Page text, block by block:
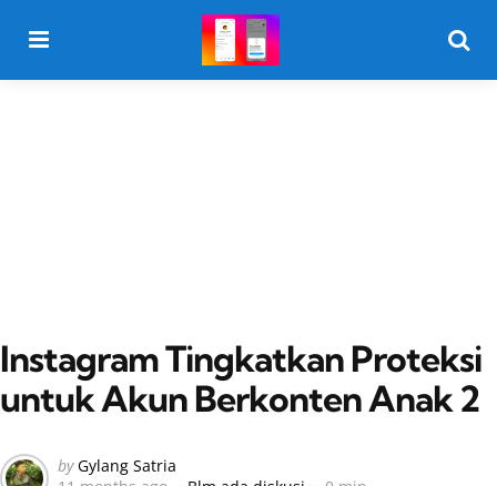
Instagram Tingkatkan Proteksi
untuk Akun Berkonten Anak 2
Posted
by Gylang Satria